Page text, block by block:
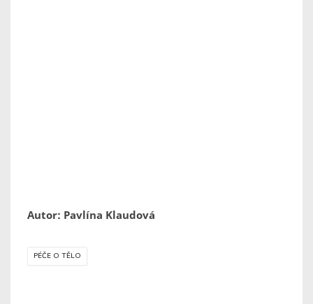
Autor: Pavlína Klaudová
PÉČE O TĚLO